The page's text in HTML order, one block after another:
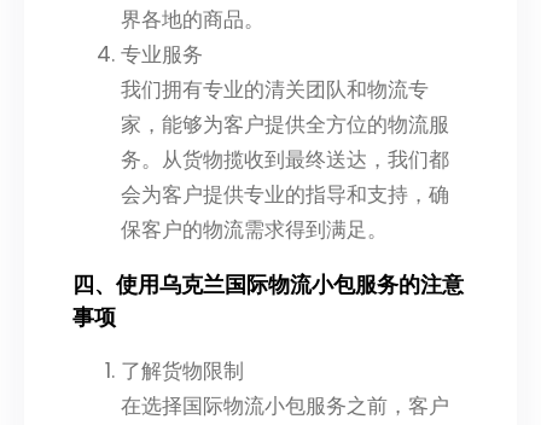
界各地的商品。
专业服务
我们拥有专业的清关团队和物流专
家，能够为客户提供全方位的物流服
务。从货物揽收到最终送达，我们都
会为客户提供专业的指导和支持，确
保客户的物流需求得到满足。
四、使用乌克兰国际物流小包服务的注意
事项
了解货物限制
在选择国际物流小包服务之前，客户